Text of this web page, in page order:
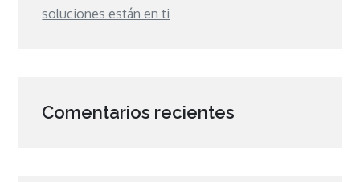
soluciones están en ti
Comentarios recientes